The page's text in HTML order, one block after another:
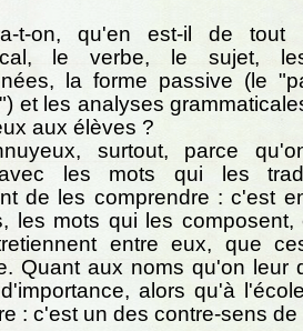
t-on, qu'en est-il de tout
le verbe, le sujet,
la forme passive (le
et les analyses
aux élèves ?
surtout, parce
les mots qui les
de les comprendre : c'est
les mots qui les composent,
entre eux, que
Quant aux noms qu'on leur
alors qu'à
: c'est un des contre-sens